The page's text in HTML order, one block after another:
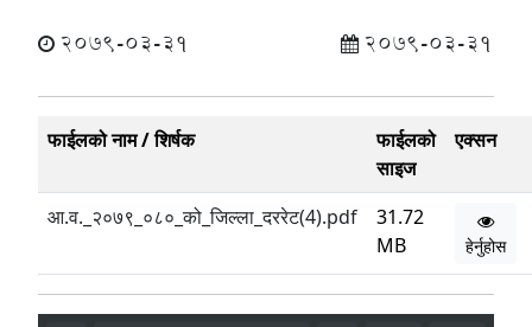
2079-03-31 2079-03-31
फाईलको नाम / शिर्षक
फाईलको
साइज
एक्सन
आ.व._२०७९_०८०_को_जिल्ला_दररेट(4).pdf
31.72
MB
हेर्नुहोस